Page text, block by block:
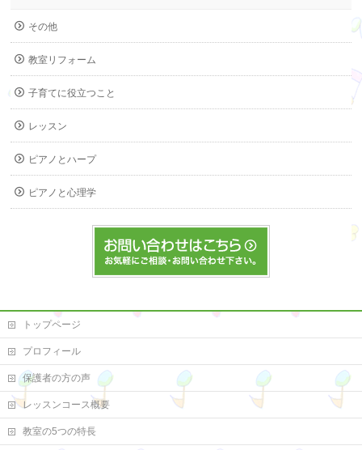
その他
教室リフォーム
子育てに役立つこと
レッスン
ピアノとハープ
ピアノと心理学
トップページ
プロフィール
保護者の方の声
レッスンコース概要
教室の5つの特長